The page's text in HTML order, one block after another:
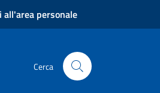
all'area personale
Cerca